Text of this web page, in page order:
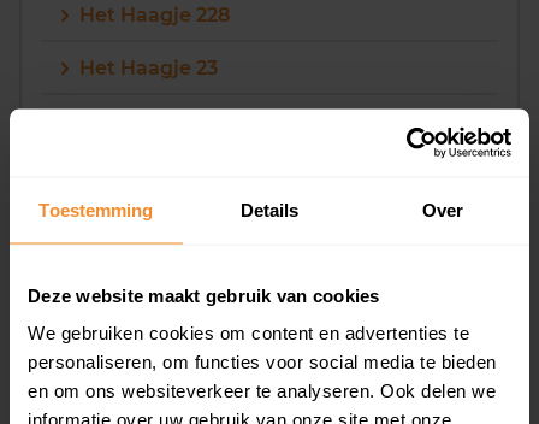
Toestemming Details Over
Deze website maakt gebruik van cookies
We gebruiken cookies om content en advertenties te
personaliseren, om functies voor social media te bieden
en om ons websiteverkeer te analyseren. Ook delen we
informatie over uw gebruik van onze site met onze
Het Haagje 228
Het Haagje 23
Het Haagje 26 11
Het Haagje 26 21
Het Haagje 26 22